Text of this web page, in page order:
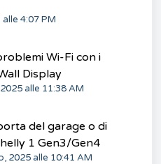
4:07 PM
Wi-Fi con i
Display
alle 11:38 AM
del garage o di
1 Gen3/Gen4
2025 alle 10:41 AM